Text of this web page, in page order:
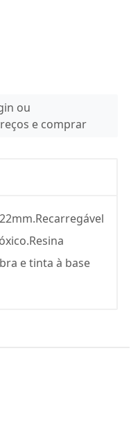
ou
e comprar
e tinta à base